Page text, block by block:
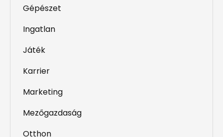
Gépészet
Ingatlan
Játék
Karrier
Marketing
Mezőgazdaság
Otthon